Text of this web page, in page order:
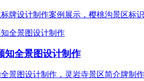
牌设计制作案例展示，樱桃沟景区标
知全景图设计制作
景图设计制作，灵岩寺景区简介牌制